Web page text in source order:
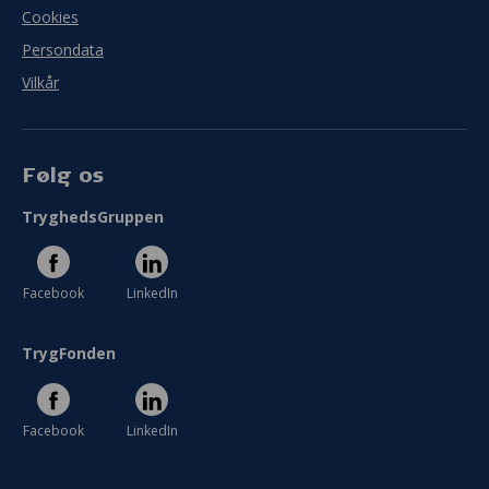
Cookies
Persondata
Vilkår
Følg os
TryghedsGruppen
Facebook LinkedIn
TrygFonden
Facebook LinkedIn